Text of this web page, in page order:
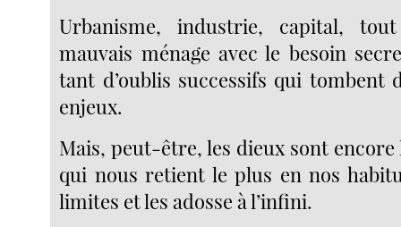
Urbanisme, industrie, capital,
mauvais ménage avec le besoin
tant d’oublis successifs qui tombent
enjeux.
Mais, peut-être, les dieux sont encore
qui nous retient le plus en nos
limites et les adosse à l’infini.